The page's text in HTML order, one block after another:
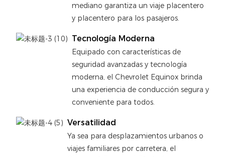
mediano garantiza un viaje placentero
y placentero para los pasajeros.
Tecnología Moderna
Equipado con características de
seguridad avanzadas y tecnología
moderna, el Chevrolet Equinox brinda
una experiencia de conducción segura y
conveniente para todos.
Versatilidad
Ya sea para desplazamientos urbanos o
viajes familiares por carretera, el